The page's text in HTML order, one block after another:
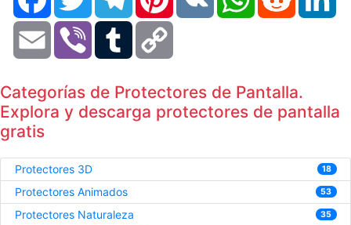
Email Viber Tumblr
Categorías de Protectores de Pantalla.
Explora y descarga protectores de pantalla
gratis
Protectores 3D 18
Protectores Animados 53
Protectores Naturaleza 35